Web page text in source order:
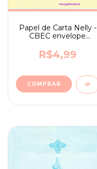
Papel de Carta Nelly -
CBEC envelope
R$4,99